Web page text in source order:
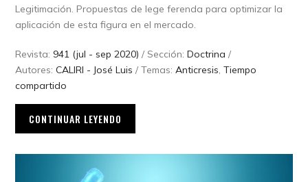
Legitimación. Propuestas de lege ferenda para optimizar la
aplicación de esta figura en el mercado.
Revista: 941 (jul - sep 2020) / Sección:Doctrina /
Autores:CALIRI - José Luis / Temas:Anticresis,Tiempo
compartido
CONTINUAR LEYENDO